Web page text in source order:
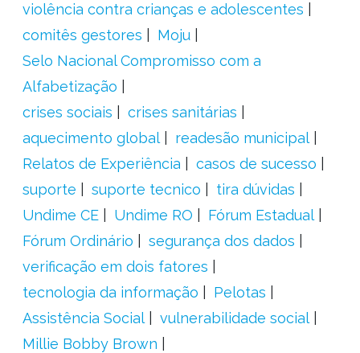
violência contra crianças e adolescentes
comitês gestores
Moju
Selo Nacional Compromisso com a
Alfabetização
crises sociais
crises sanitárias
aquecimento global
readesão municipal
Relatos de Experiência
casos de sucesso
suporte
suporte tecnico
tira dúvidas
Undime CE
Undime RO
Fórum Estadual
Fórum Ordinário
segurança dos dados
verificação em dois fatores
tecnologia da informação
Pelotas
Assistência Social
vulnerabilidade social
Millie Bobby Brown